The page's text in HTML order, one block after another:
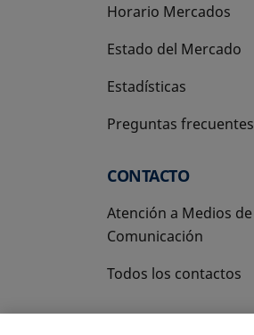
Horario Mercados
Estado del Mercado
Estadísticas
Preguntas frecuentes
CONTACTO
Atención a Medios de
Comunicación
Todos los contactos